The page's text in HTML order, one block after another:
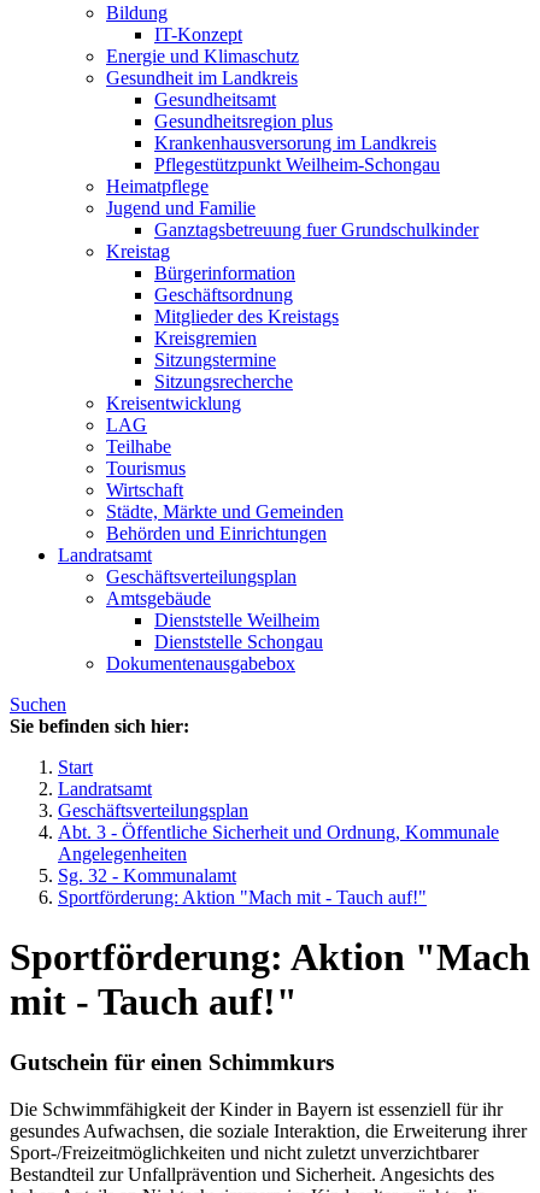
Bildung
IT-Konzept
Energie und Klimaschutz
Gesundheit im Landkreis
Gesundheitsamt
Gesundheitsregion plus
Krankenhausversorung im Landkreis
Pflegestützpunkt Weilheim-Schongau
Heimatpflege
Jugend und Familie
Ganztagsbetreuung fuer Grundschulkinder
Kreistag
Bürgerinformation
Geschäftsordnung
Mitglieder des Kreistags
Kreisgremien
Sitzungstermine
Sitzungsrecherche
Kreisentwicklung
LAG
Teilhabe
Tourismus
Wirtschaft
Städte, Märkte und Gemeinden
Behörden und Einrichtungen
Landratsamt
Geschäftsverteilungsplan
Amtsgebäude
Dienststelle Weilheim
Dienststelle Schongau
Dokumentenausgabebox
Suchen
Sie befinden sich hier:
Start
Landratsamt
Geschäftsverteilungsplan
Abt. 3 - Öffentliche Sicherheit und Ordnung, Kommunale
Angelegenheiten
Sg. 32 - Kommunalamt
Sportförderung: Aktion "Mach mit - Tauch auf!"
Sportförderung: Aktion "Mach
mit - Tauch auf!"
Gutschein für einen Schimmkurs
Die Schwimmfähigkeit der Kinder in Bayern ist essenziell für ihr
gesundes Aufwachsen, die soziale Interaktion, die Erweiterung ihrer
Sport-/Freizeitmöglichkeiten und nicht zuletzt unverzichtbarer
Bestandteil zur Unfallprävention und Sicherheit. Angesichts des